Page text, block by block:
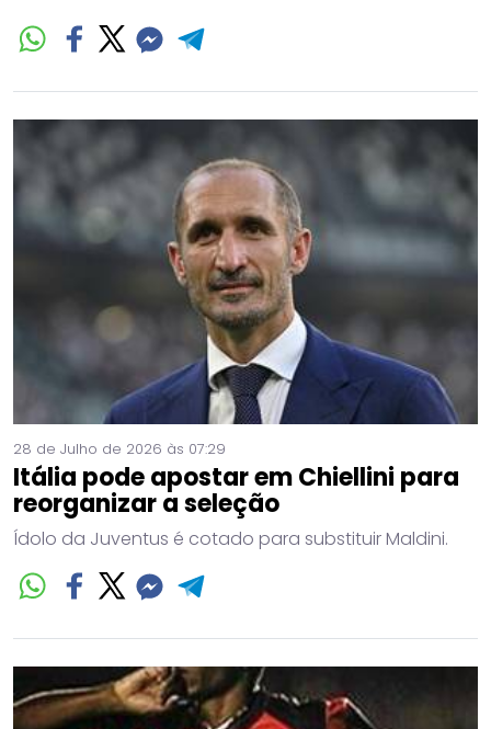
28 de Julho de 2026 às 07:29
Itália pode apostar em Chiellini para
reorganizar a seleção
Ídolo da Juventus é cotado para substituir Maldini.